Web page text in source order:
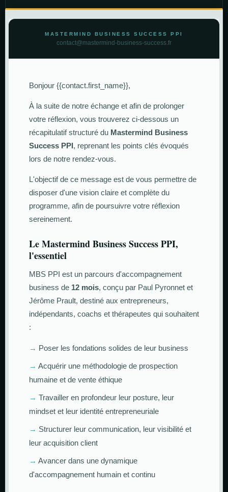
MASTERMIND BUSINESS SUCCESS PPI
contact@mastermind-business-success.fr
Bonjour {{contact.first_name}},
À la suite de notre échange et afin de prolonger
votre réflexion, vous trouverez ci-dessous un
récapitulatif structuré du Mastermind Business
Success PPI, reprenant les points clés évoqués
lors de notre rendez-vous.
L'objectif de ce message est de vous permettre de
disposer d'une vision claire et complète du
programme, afin de poursuivre votre réflexion
sereinement.
Le Mastermind Business Success PPI,
l'essentiel
MBS PPI est un parcours d'accompagnement
business de 12 mois, conçu par Paul Pyronnet et
Jérôme Prault, destiné aux entrepreneurs,
indépendants, coachs et thérapeutes qui souhaitent
:
→ Poser les fondations solides de leur business
→ Acquérir une méthodologie de prospection
humaine et de vente éthique
→ Travailler en profondeur leur posture, leur
mindset et leur identité entrepreneuriale
→ Structurer leur communication, leur visibilité et
leur acquisition client
→ Avancer dans une dynamique
d'accompagnement humain et continu